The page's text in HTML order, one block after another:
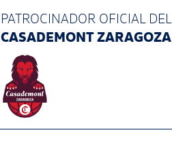
PATROCINADOR OFICIAL DEL
CASADEMONT ZARAGOZA